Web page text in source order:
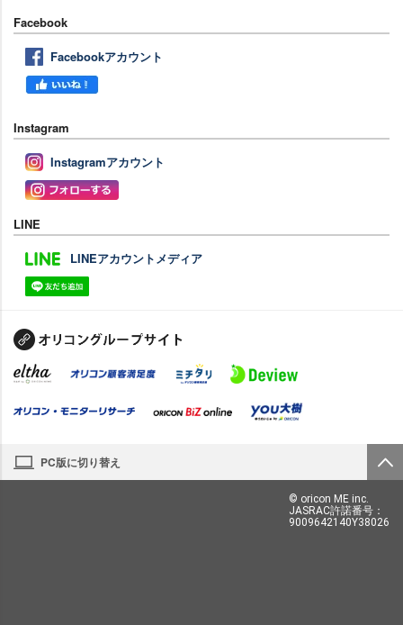
Facebook
Facebookアカウント
Instagram
Instagramアカウント
LINE
LINEアカウントメディア
PC版に切り替え
© oricon ME inc.
JASRAC許諾番号：
9009642140Y38026